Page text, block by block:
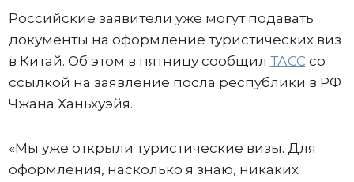
Российские заявители уже могут подавать
документы на оформление туристических виз
в Китай. Об этом в пятницу сообщил ТАСС со
ссылкой на заявление посла республики в РФ
Чжана Ханьхуэйя.
«Мы уже открыли туристические визы. Для
оформления, насколько я знаю, никаких